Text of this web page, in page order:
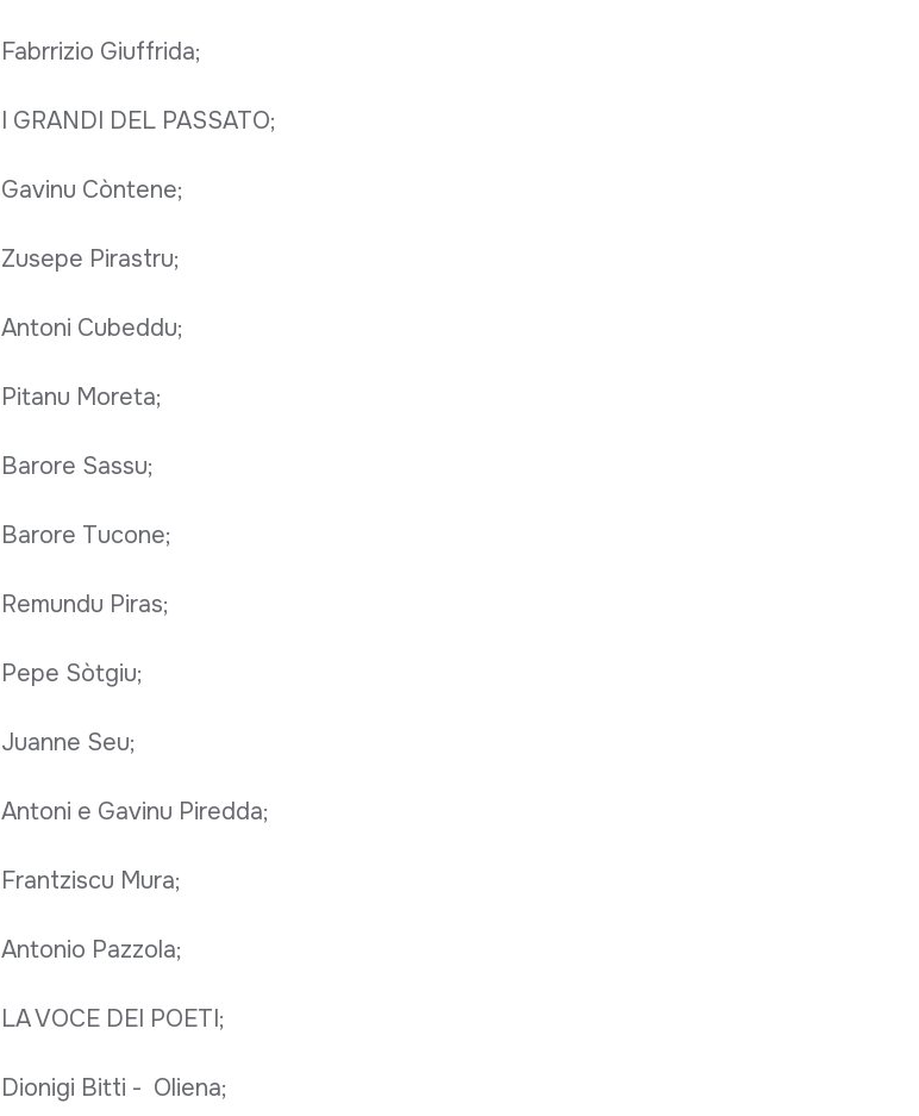
Fabrrizio Giuffrida;
I GRANDI DEL PASSATO;
Gavinu Còntene;
Zusepe Pirastru;
Antoni Cubeddu;
Pitanu Moreta;
Barore Sassu;
Barore Tucone;
Remundu Piras;
Pepe Sòtgiu;
Juanne Seu;
Antoni e Gavinu Piredda;
Frantziscu Mura;
Antonio Pazzola;
LA VOCE DEI POETI;
Dionigi Bitti - Oliena;